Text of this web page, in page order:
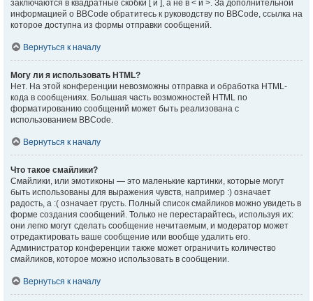
заключаются в квадратные скобки [ и ], а не в < и >. За дополнительной
информацией о BBCode обратитесь к руководству по BBCode, ссылка на
которое доступна из формы отправки сообщений.
Вернуться к началу
Могу ли я использовать HTML?
Нет. На этой конференции невозможны отправка и обработка HTML-
кода в сообщениях. Большая часть возможностей HTML по
форматированию сообщений может быть реализована с
использованием BBCode.
Вернуться к началу
Что такое смайлики?
Смайлики, или эмотиконы — это маленькие картинки, которые могут
быть использованы для выражения чувств, например :) означает
радость, а :( означает грусть. Полный список смайликов можно увидеть в
форме создания сообщений. Только не перестарайтесь, используя их:
они легко могут сделать сообщение нечитаемым, и модератор может
отредактировать ваше сообщение или вообще удалить его.
Администратор конференции также может ограничить количество
смайликов, которое можно использовать в сообщении.
Вернуться к началу